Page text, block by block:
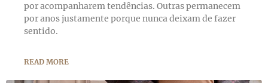
por acompanharem tendências. Outras permanecem
por anos justamente porque nunca deixam de fazer
sentido.
READ MORE